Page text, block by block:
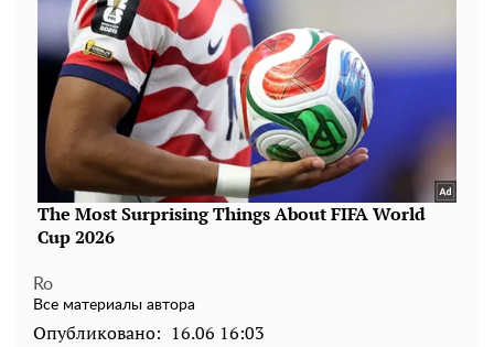
Ro
Все материалы автора
Опубликовано: 16.06 16:03